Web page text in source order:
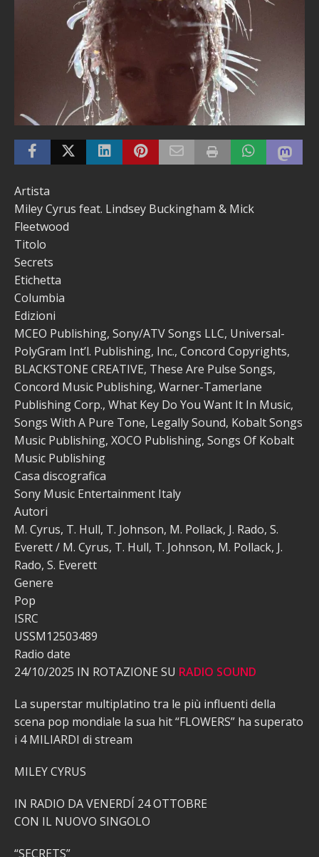
Artista
Miley Cyrus feat. Lindsey Buckingham & Mick
Fleetwood
Titolo
Secrets
Etichetta
Columbia
Edizioni
MCEO Publishing, Sony/ATV Songs LLC, Universal-
PolyGram Int’l. Publishing, Inc., Concord Copyrights,
BLACKSTONE CREATIVE, These Are Pulse Songs,
Concord Music Publishing, Warner-Tamerlane
Publishing Corp., What Key Do You Want It In Music,
Songs With A Pure Tone, Legally Sound, Kobalt Songs
Music Publishing, XOCO Publishing, Songs Of Kobalt
Music Publishing
Casa discografica
Sony Music Entertainment Italy
Autori
M. Cyrus, T. Hull, T. Johnson, M. Pollack, J. Rado, S.
Everett / M. Cyrus, T. Hull, T. Johnson, M. Pollack, J.
Rado, S. Everett
Genere
Pop
ISRC
USSM12503489
Radio date
24/10/2025 IN ROTAZIONE SU RADIO SOUND
La superstar multiplatino tra le più influenti della
scena pop mondiale la sua hit “FLOWERS” ha superato
i 4 MILIARDI di stream
MILEY CYRUS
IN RADIO DA VENERDÍ 24 OTTOBRE
CON IL NUOVO SINGOLO
“SECRETS”